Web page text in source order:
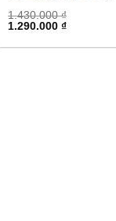
FV100/ FV70/
FV50
1.430.000₫
Giá
là:
1.290.000₫Giá
tại